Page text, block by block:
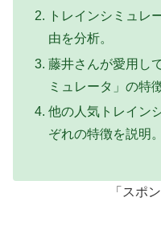
トレインシミュレ
由を分析。
藤井さんが愛用し
ミュレータ」の特
他の人気トレイン
ぞれの特徴を説明。
「スポ